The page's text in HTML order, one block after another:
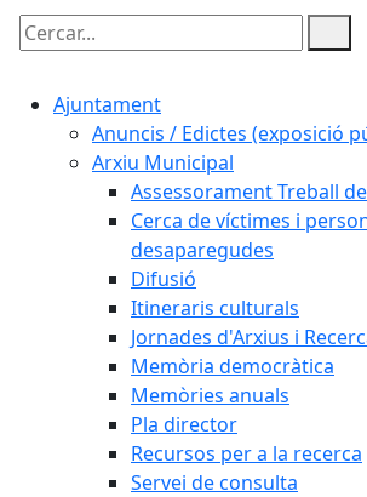
Cercar:
Ajuntament
Anuncis / Edictes (exposició
Arxiu Municipal
Assessorament Treball
Cerca de víctimes i
desaparegudes
Difusió
Itineraris culturals
Jornades d'Arxius i
Memòria democràtica
Memòries anuals
Pla director
Recursos per a la recerca
Servei de consulta